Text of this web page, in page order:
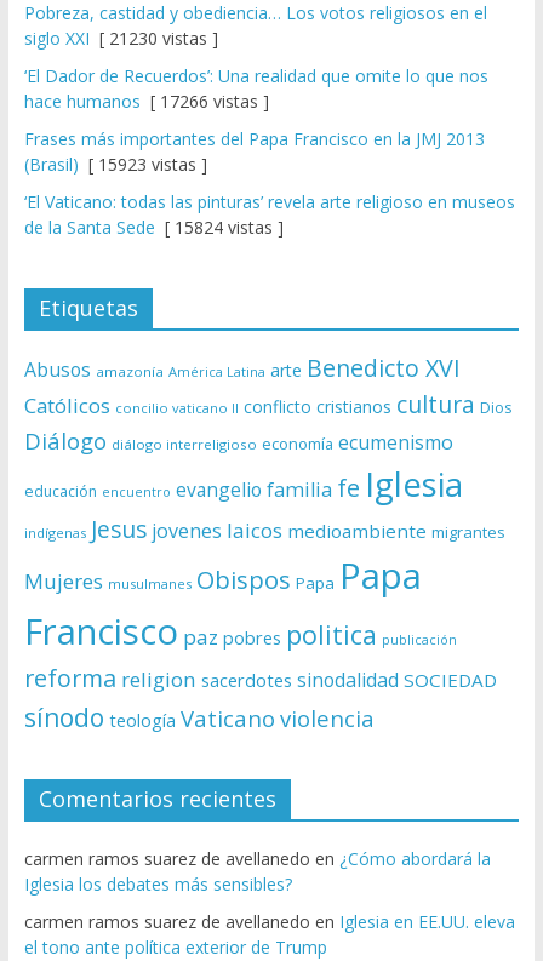
Pobreza, castidad y obediencia… Los votos religiosos en el
siglo XXI [ 21230 vistas ]
‘El Dador de Recuerdos’: Una realidad que omite lo que nos
hace humanos [ 17266 vistas ]
Frases más importantes del Papa Francisco en la JMJ 2013
(Brasil) [ 15923 vistas ]
‘El Vaticano: todas las pinturas’ revela arte religioso en museos
de la Santa Sede [ 15824 vistas ]
Etiquetas
Abusos amazonía América Latina arte Benedicto XVI
Católicos concilio vaticano II conflicto cristianos cultura Dios
Diálogo diálogo interreligioso economía ecumenismo
educación encuentro evangelio familia fe Iglesia
indígenas Jesus jovenes laicos medioambiente migrantes
Mujeres musulmanes Obispos Papa Papa
Francisco paz pobres politica publicación
reforma religion sacerdotes sinodalidad SOCIEDAD
sínodo teología Vaticano violencia
Comentarios recientes
carmen ramos suarez de avellanedo en ¿Cómo abordará la
Iglesia los debates más sensibles?
carmen ramos suarez de avellanedo en Iglesia en EE.UU. eleva
el tono ante política exterior de Trump